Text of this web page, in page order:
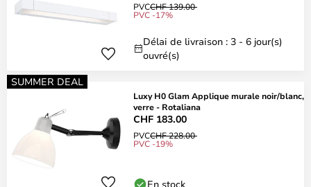
PVCCHF 139.00
PVC -17%
Délai de livraison : 3 - 6 jour(s)
ouvré(s)
SUMMER DEAL
Luxy H0 Glam Applique murale noir/blanc,
verre - Rotaliana
CHF 183.00
PVCCHF 228.00
PVC -19%
En stock